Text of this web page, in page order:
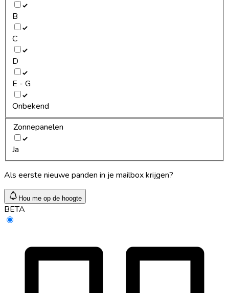
B
C
D
E - G
Onbekend
Zonnepanelen
Ja
Als eerste nieuwe panden in je mailbox krijgen?
Hou me op de hoogte
BETA